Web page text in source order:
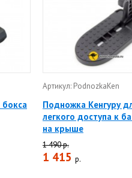
Артикул: PodnozkaKen
Подножка Кенгуру
легкого доступа к
на крыше
1 490 р.
1 415 р.